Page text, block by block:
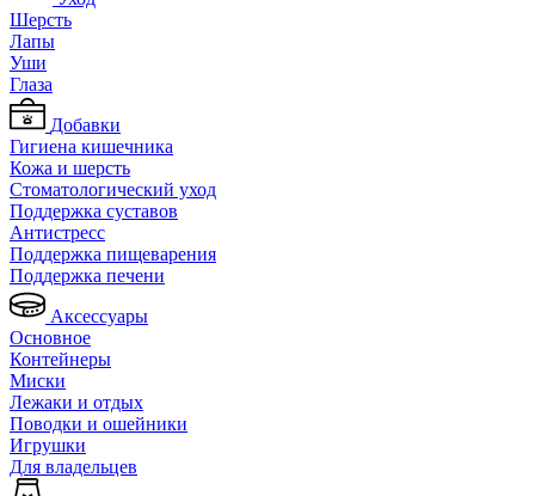
Шерсть
Лапы
Уши
Глаза
Добавки
Гигиена кишечника
Кожа и шерсть
Cтоматологический уход
Поддержка суставов
Антистресс
Поддержка пищеварения
Поддержка печени
Аксессуары
Основное
Контейнеры
Миски
Лежаки и отдых
Поводки и ошейники
Игрушки
Для владельцев